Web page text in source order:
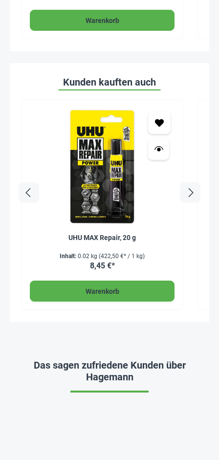
Warenkorb
Kunden kauften auch
UHU MAX Repair, 20 g
Inhalt: 0.02 kg (422,50 €* / 1 kg)
8,45 €*
Warenkorb
Das sagen zufriedene Kunden über
Hagemann